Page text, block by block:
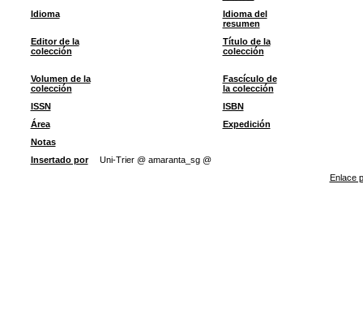
Idioma
Idioma del
resumen
Editor de la
colección
Título de la
colección
Volumen de la
colección
Fascículo de
la colección
ISSN
ISBN
Área
Expedición
Notas
Insertado por
Uni-Trier @ amaranta_sg @
Enlace